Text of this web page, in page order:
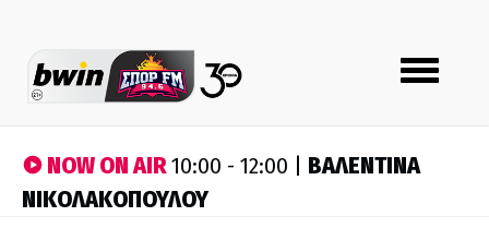
Toggle
navigation
NOW ON AIR10:00 - 12:00 | ΒΑΛΕΝΤΙΝΑ
ΝΙΚΟΛΑΚΟΠΟΥΛΟΥ